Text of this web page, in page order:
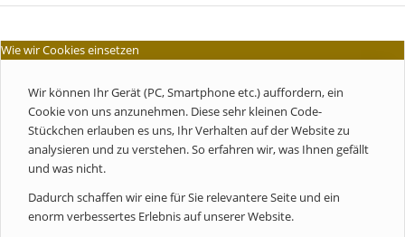
Wie wir Cookies einsetzen
Wir können Ihr Gerät (PC, Smartphone etc.) auffordern, ein
Cookie von uns anzunehmen. Diese sehr kleinen Code-
Stückchen erlauben es uns, Ihr Verhalten auf der Website zu
analysieren und zu verstehen. So erfahren wir, was Ihnen gefällt
und was nicht.
Dadurch schaffen wir eine für Sie relevantere Seite und ein
enorm verbessertes Erlebnis auf unserer Website.